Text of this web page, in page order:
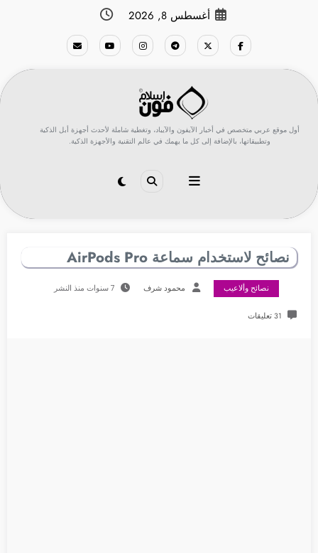
أغسطس 8, 2026
أول موقع عربي متخصص في أخبار الآيفون والآيباد، وتغطية شاملة لأحدث أجهزة أبل الذكية
وتطبيقاتها، بالإضافة إلى كل ما يهمك في عالم التقنية والأجهزة الذكية.
نصائح لاستخدام سماعة AirPods Pro
نصائح وألاعيب محمود شرف 7 سنوات منذ النشر
31 تعليقات